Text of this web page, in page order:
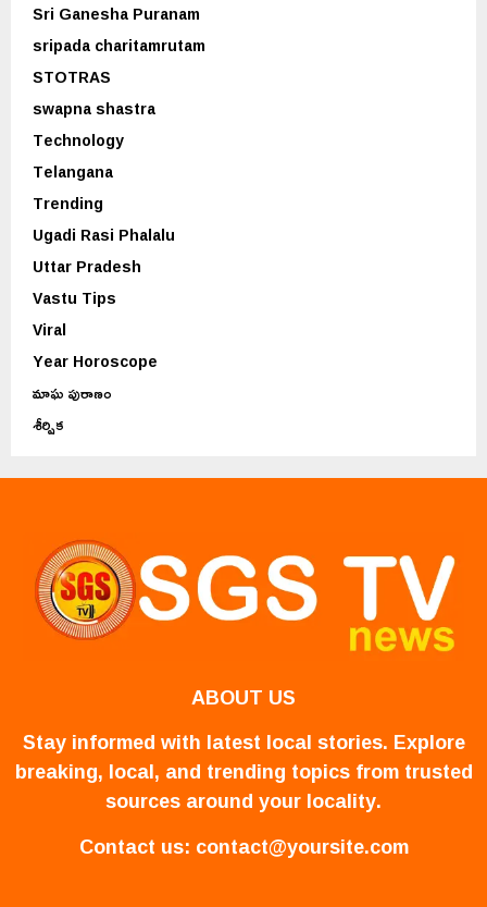
Sri Ganesha Puranam
sripada charitamrutam
STOTRAS
swapna shastra
Technology
Telangana
Trending
Ugadi Rasi Phalalu
Uttar Pradesh
Vastu Tips
Viral
Year Horoscope
మాఘ పురాణం
శీర్షిక
ABOUT US
Stay informed with latest local stories. Explore
breaking, local, and trending topics from trusted
sources around your locality.
Contact us: contact@yoursite.com